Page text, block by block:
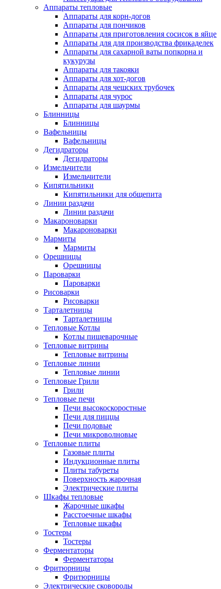
Аппараты тепловые
Аппараты для корн-догов
Аппараты для пончиков
Аппараты для приготовления сосисок в яйце
Аппараты для для производства фрикаделек
Аппараты для сахарной ваты попкорна и
кукурузы
Аппараты для такояки
Аппараты для хот-догов
Аппараты для чешских трубочек
Аппараты для чурос
Аппараты для шаурмы
Блинницы
Блинницы
Вафельницы
Вафельницы
Дегидраторы
Дегидраторы
Измельчители
Измельчители
Кипятильники
Кипятильники для общепита
Линии раздачи
Линии раздачи
Макароноварки
Макароноварки
Мармиты
Мармиты
Орешницы
Орешницы
Пароварки
Пароварки
Рисоварки
Рисоварки
Тарталетницы
Тарталетницы
Тепловые Котлы
Котлы пищеварочные
Тепловые витрины
Тепловые витрины
Тепловые линии
Тепловые линии
Тепловые Грили
Грили
Тепловые печи
Печи высокоскоростные
Печи для пиццы
Печи подовые
Печи микроволновые
Тепловые плиты
Газовые плиты
Индукционные плиты
Плиты табуреты
Поверхность жарочная
Электрические плиты
Шкафы тепловые
Жарочные шкафы
Расстоечные шкафы
Тепловые шкафы
Тостеры
Тостеры
Ферментаторы
Ферментаторы
Фритюрницы
Фритюрницы
Электрические сковороды